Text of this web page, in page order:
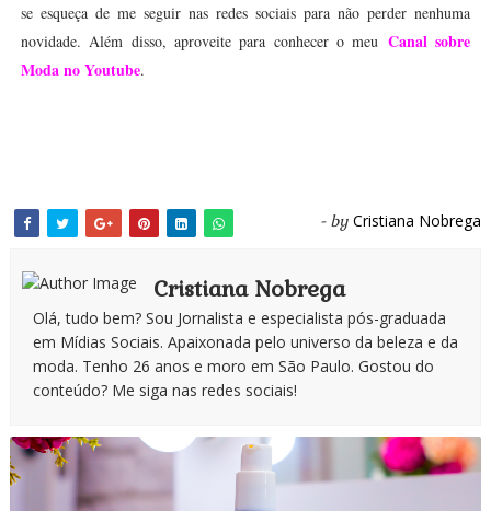
se esqueça de me seguir nas redes sociais para não perder nenhuma
novidade. Além disso, aproveite para conhecer o meu Canal sobre
Moda no Youtube.
- by Cristiana Nobrega
Cristiana Nobrega
Olá, tudo bem? Sou Jornalista e especialista pós-graduada
em Mídias Sociais. Apaixonada pelo universo da beleza e da
moda. Tenho 26 anos e moro em São Paulo. Gostou do
conteúdo? Me siga nas redes sociais!